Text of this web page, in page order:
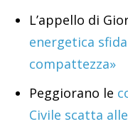
L’appello di
energetica
compattezza»
Peggiorano le
Civile scatta